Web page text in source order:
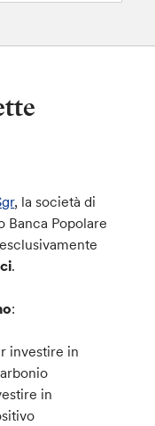
, la società di
Banca Popolare
.
:
investire in
in